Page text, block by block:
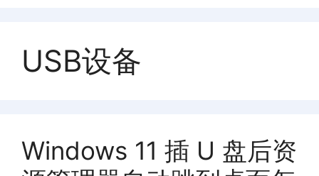
USB设备
Windows 11 插 U 盘后资